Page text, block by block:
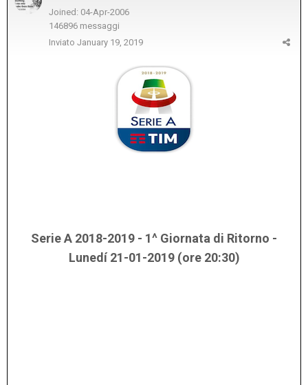
Joined: 04-Apr-2006
146896 messaggi
Inviato January 19, 2019
Serie A 2018-2019 - 1^ Giornata di Ritorno -
Lunedí 21-01-2019 (ore 20:30)